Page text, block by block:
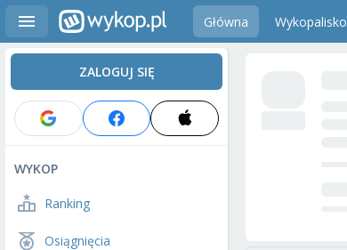
Główna Wykopalisko
ZALOGUJ SIĘ
WYKOP
Ranking
Osiągnięcia